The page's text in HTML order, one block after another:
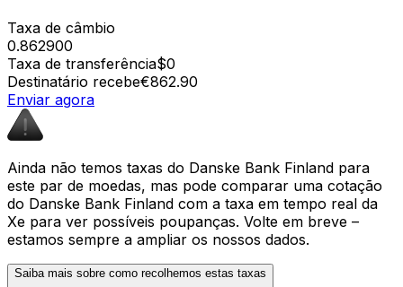
Taxa de câmbio
0.862900
Taxa de transferência$0
Destinatário recebe€862.90
Enviar agora
Ainda não temos taxas do Danske Bank Finland para
este par de moedas, mas pode comparar uma cotação
do Danske Bank Finland com a taxa em tempo real da
Xe para ver possíveis poupanças. Volte em breve –
estamos sempre a ampliar os nossos dados.
Saiba mais sobre como recolhemos estas taxas